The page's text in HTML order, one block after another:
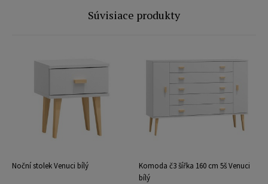
Súvisiace produkty
Noční stolek Venuci bílý
Komoda č3 šířka 160 cm 5š Venuci
bílý